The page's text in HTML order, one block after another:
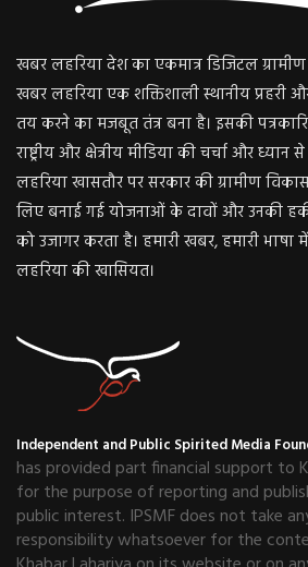
खबर लहरिया देश का एकमात्र डिजिटल ग्रामीण
खबर लहरिया एक शक्तिशाली स्थानीय प्रहरी
तय करने का मजबूत तंत्र बना है। इसकी
राष्ट्रीय और क्षेत्रीय मीडिया की चर्चा और
लहरिया खासतौर पर सरकार की ग्रामीण
लिए बनाई गई योजनाओं के दावों और उनकी
को उजागर करता है। हमारी खबर, हमारी
लहरिया की खासियत।
Independent and Public Spirited Media
has provided part financial support to
for the purpose of reporting and
public interest. IPSMF does not take
responsibility whatsoever for the